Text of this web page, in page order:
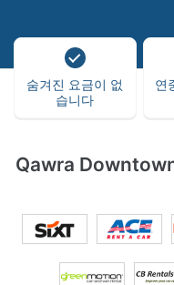
숨겨진 요금이 없
습니다
연
Qawra